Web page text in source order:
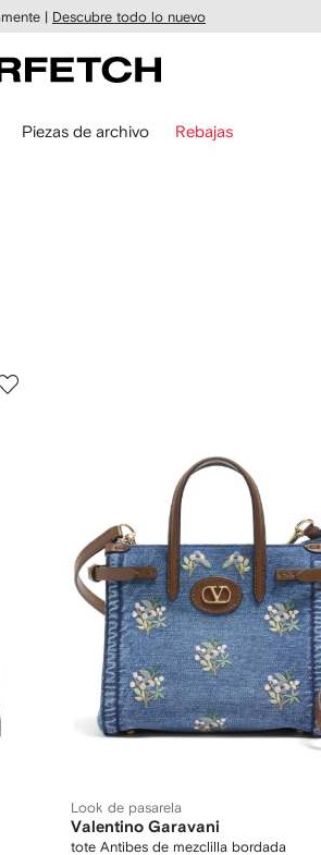
| Descubre todo lo nuevo
Piezas de archivo Rebajas
Look de pasarela
Valentino Garavani
tote Antibes de mezclilla bordada